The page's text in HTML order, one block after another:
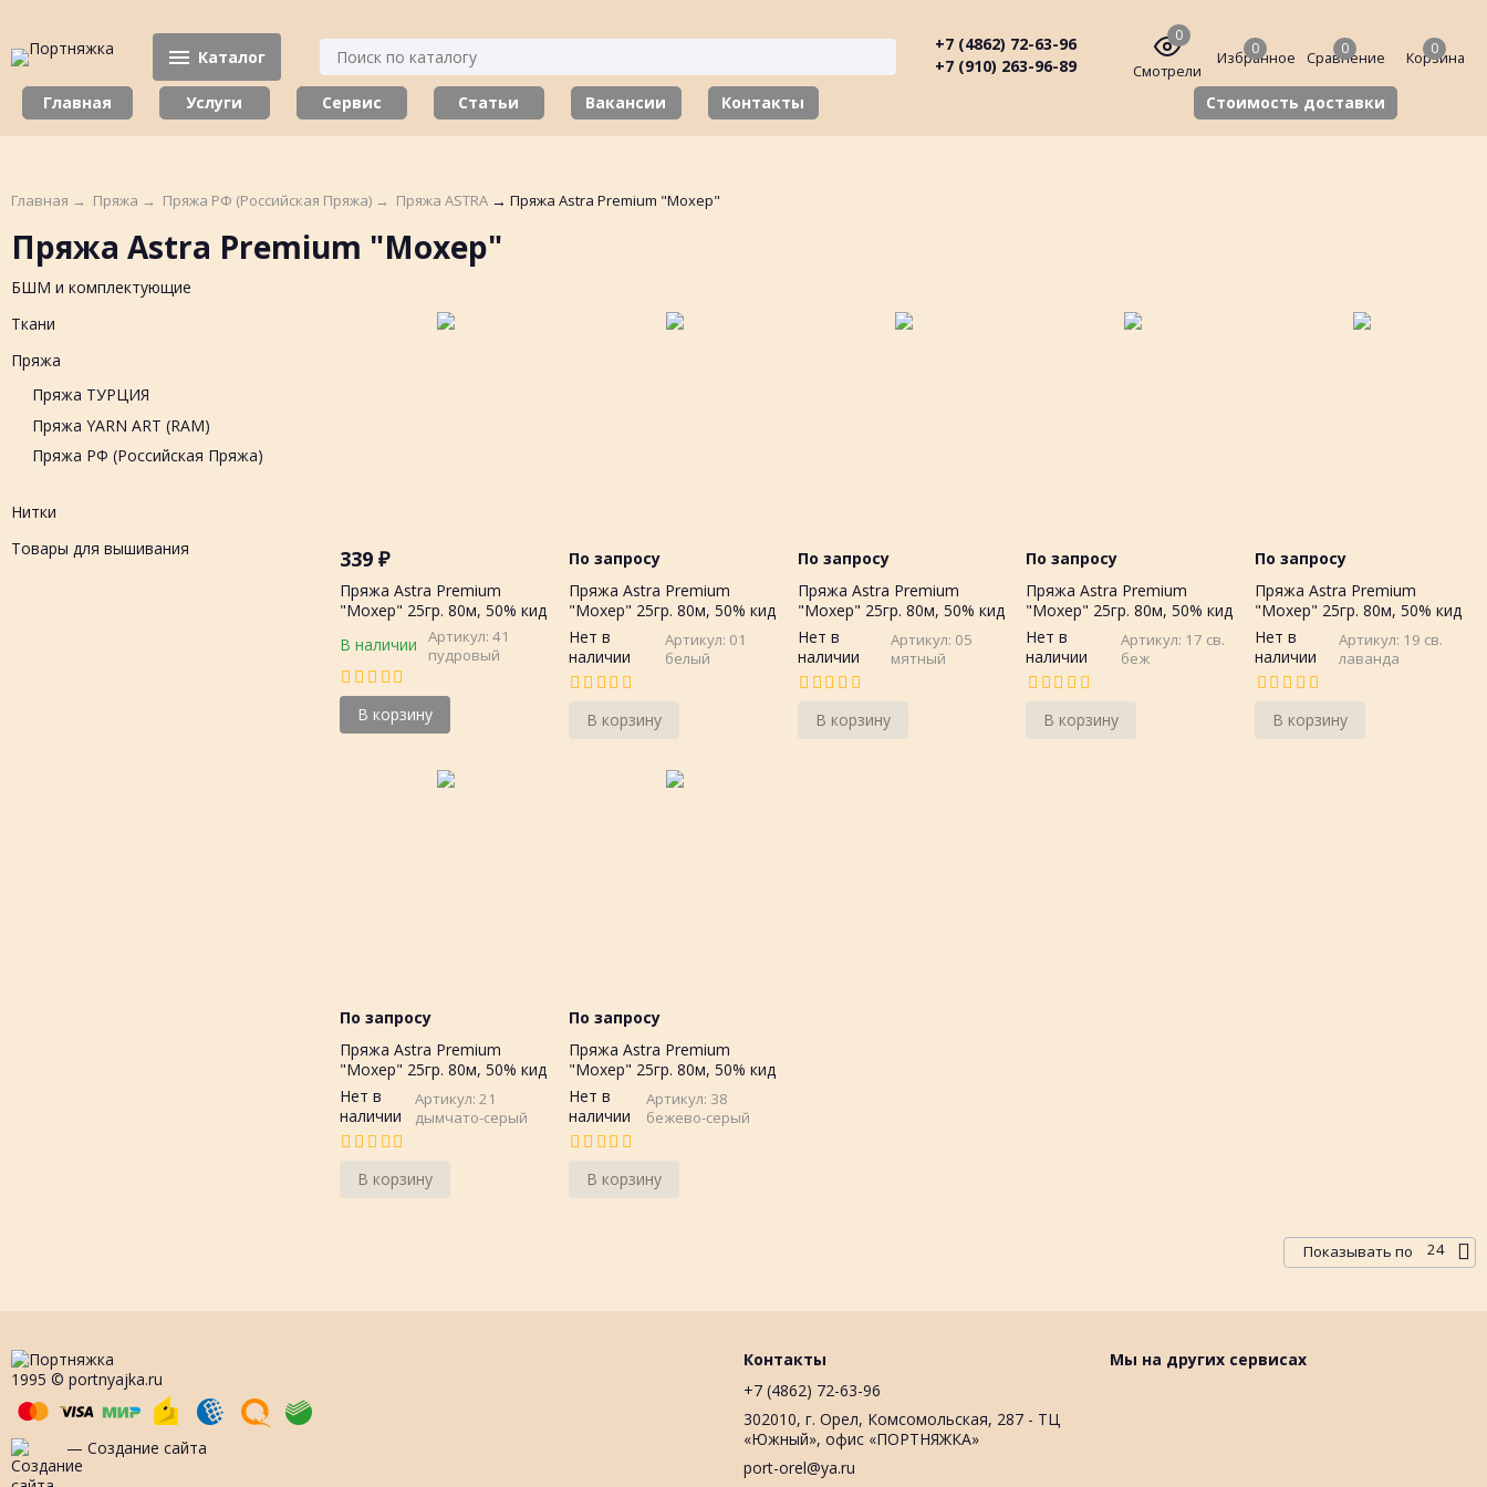
Каталог
+7 (4862) 72-63-96
+7 (910) 263-96-89
0
Смотрели
0
Избранное
0
Сравнение
0
Корзина
Главная Услуги Сервис Статьи Вакансии Контакты Стоимость доставки
Главная → Пряжа → Пряжа РФ (Российская Пряжа) → Пряжа ASTRA → Пряжа Astra Premium "Мохер"
Пряжа Astra Premium "Мохер"
БШМ и комплектующие
Ткани
Пряжа
Пряжа ТУРЦИЯ
Пряжа YARN ART (RAM)
Пряжа РФ (Российская Пряжа)
Нитки
Товары для вышивания
339 ₽
Пряжа Astra Premium
"Мохер" 25гр. 80м, 50% кид
мохер, 50%акрил
В наличии
Артикул: 41
пудровый
В корзину
По запросу
Пряжа Astra Premium
"Мохер" 25гр. 80м, 50% кид
мохер, 50%акрил
Нет в
наличии
Артикул: 01
белый
В корзину
По запросу
Пряжа Astra Premium
"Мохер" 25гр. 80м, 50% кид
мохер, 50%акрил
Нет в
наличии
Артикул: 05
мятный
В корзину
По запросу
Пряжа Astra Premium
"Мохер" 25гр. 80м, 50% кид
мохер, 50%акрил
Нет в
наличии
Артикул: 17 св.
беж
В корзину
По запросу
Пряжа Astra Premium
"Мохер" 25гр. 80м, 50% кид
мохер, 50%акрил
Нет в
наличии
Артикул: 19 св.
лаванда
В корзину
По запросу
Пряжа Astra Premium
"Мохер" 25гр. 80м, 50% кид
мохер, 50%акрил
Нет в
наличии
Артикул: 21
дымчато-серый
В корзину
По запросу
Пряжа Astra Premium
"Мохер" 25гр. 80м, 50% кид
мохер, 50%акрил
Нет в
наличии
Артикул: 38
бежево-серый
В корзину
Показывать по 24
1995 © portnyajka.ru
— Создание сайта
Контакты
+7 (4862) 72-63-96
302010, г. Орел, Комсомольская, 287 - ТЦ
«Южный», офис «ПОРТНЯЖКА»
port-orel@ya.ru
Мы на других сервисах